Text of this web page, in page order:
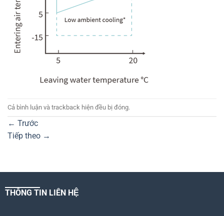
Cả bình luận và trackback hiện đều bị đóng.
← Trước
Tiếp theo →
THÔNG TIN LIÊN HỆ